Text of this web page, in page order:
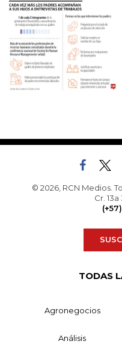
© 2026, RCN Medios.
Cr.
TODAS
Agronegocios
Análisis